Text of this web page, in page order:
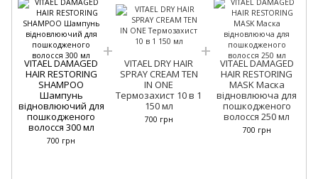
VITAEL DAMAGED
HAIR RESTORING
SHAMPOO
Шампунь
відновлюючий для
пошкодженого
волосся 300 мл
700 грн
VITAEL DRY HAIR
SPRAY CREAM TEN
IN ONE
Термозахист 10 в 1
150 мл
700 грн
VITAEL DAMAGED
HAIR RESTORING
MASK Маска
відновлююча для
пошкодженого
волосся 250 мл
700 грн